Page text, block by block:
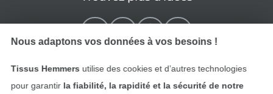
Nous adaptons vos données à vos besoins !
Tissus Hemmers utilise des cookies et d’autres technologies
pour garantir la fiabilité, la rapidité et la sécurité de notre